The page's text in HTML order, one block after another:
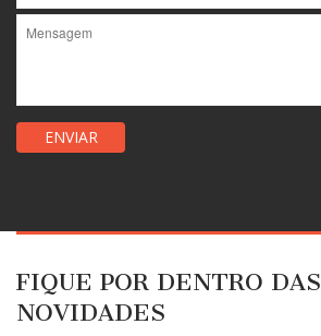
FIQUE POR DENTRO DAS
NOVIDADES